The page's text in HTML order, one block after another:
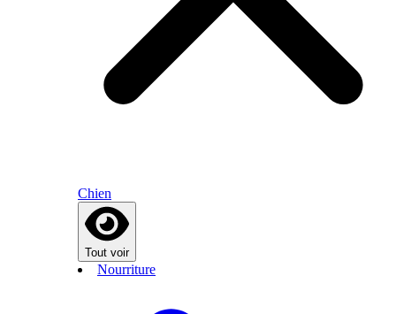
Chien
Tout voir
Nourriture